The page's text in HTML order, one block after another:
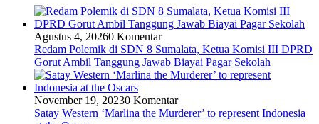
Agustus 4, 20260 Komentar
Redam Polemik di SDN 8 Sumalata, Ketua Komisi III DPRD
Gorut Ambil Tanggung Jawab Biayai Pagar Sekolah
November 19, 20230 Komentar
Satay Western ‘Marlina the Murderer’ to represent Indonesia